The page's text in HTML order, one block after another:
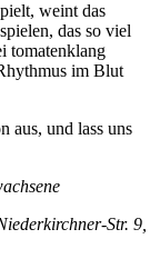
weint das
das so viel
tomatenklang
im Blut
aus, und lass uns
Str. 9,